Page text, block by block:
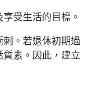
受生活的目標。
。若退休初期過
質素。因此，建立